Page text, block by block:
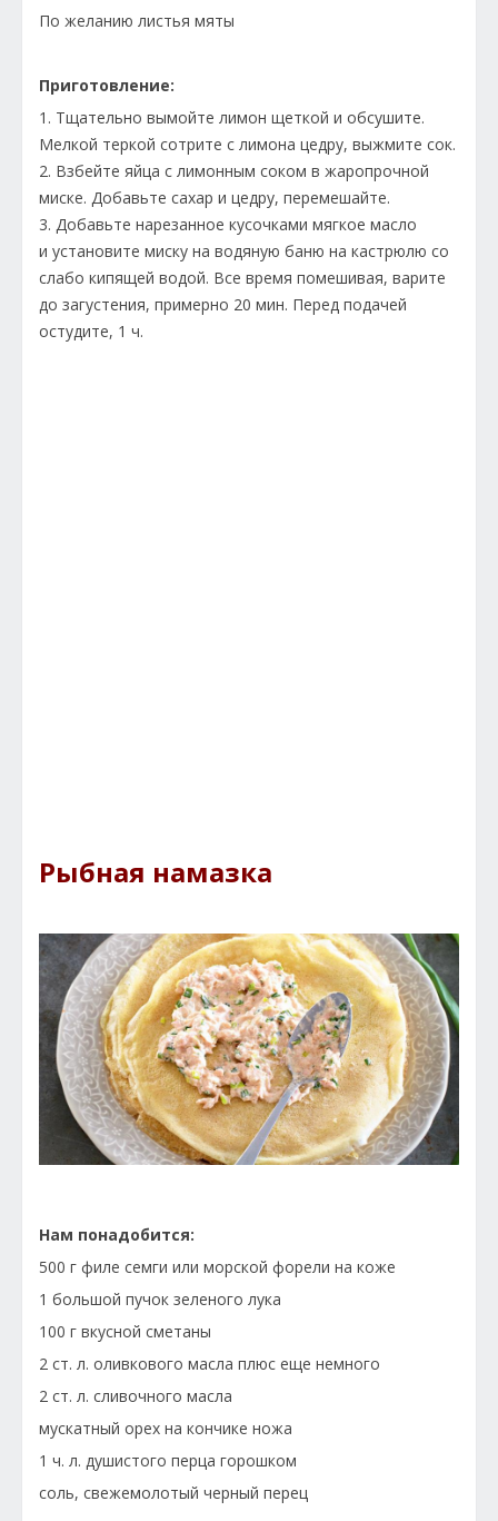
По желанию листья мяты
Приготовление:
1. Тщательно вымойте лимон щеткой и обсушите.
Мелкой теркой сотрите с лимона цедру, выжмите сок.
2. Взбейте яйца с лимонным соком в жаропрочной
миске. Добавьте сахар и цедру, перемешайте.
3. Добавьте нарезанное кусочками мягкое масло
и установите миску на водяную баню на кастрюлю со
слабо кипящей водой. Все время помешивая, варите
до загустения, примерно 20 мин. Перед подачей
остудите, 1 ч.
Рыбная намазка
Нам понадобится:
500 г филе семги или морской форели на коже
1 большой пучок зеленого лука
100 г вкусной сметаны
2 ст. л. оливкового масла плюс еще немного
2 ст. л. сливочного масла
мускатный орех на кончике ножа
1 ч. л. душистого перца горошком
соль, свежемолотый черный перец